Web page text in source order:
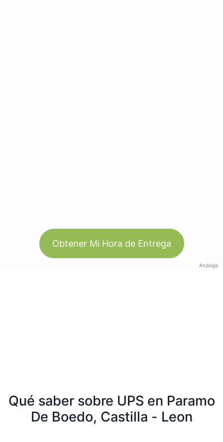
Obtener Mi Hora de Entrega
Anzeige
Qué saber sobre UPS en Paramo
De Boedo, Castilla - Leon